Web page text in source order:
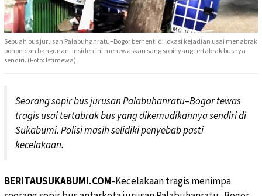
Sebuah bus jurusan Palabuhanratu–Bogor berhenti di lokasi kejadian usai menabrak
pohon dan bangunan. Insiden ini menewaskan sang sopir yang tertabrak busnya
sendiri. (Foto: Istimewa)
Seorang sopir bus jurusan Palabuhanratu–Bogor tewas
tragis usai tertabrak bus yang dikemudikannya sendiri di
Sukabumi. Polisi masih selidiki penyebab pasti
kecelakaan.
BERITAUSUKABUMI.COM-Kecelakaan tragis menimpa